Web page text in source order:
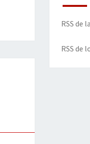
RSS de
RSS de